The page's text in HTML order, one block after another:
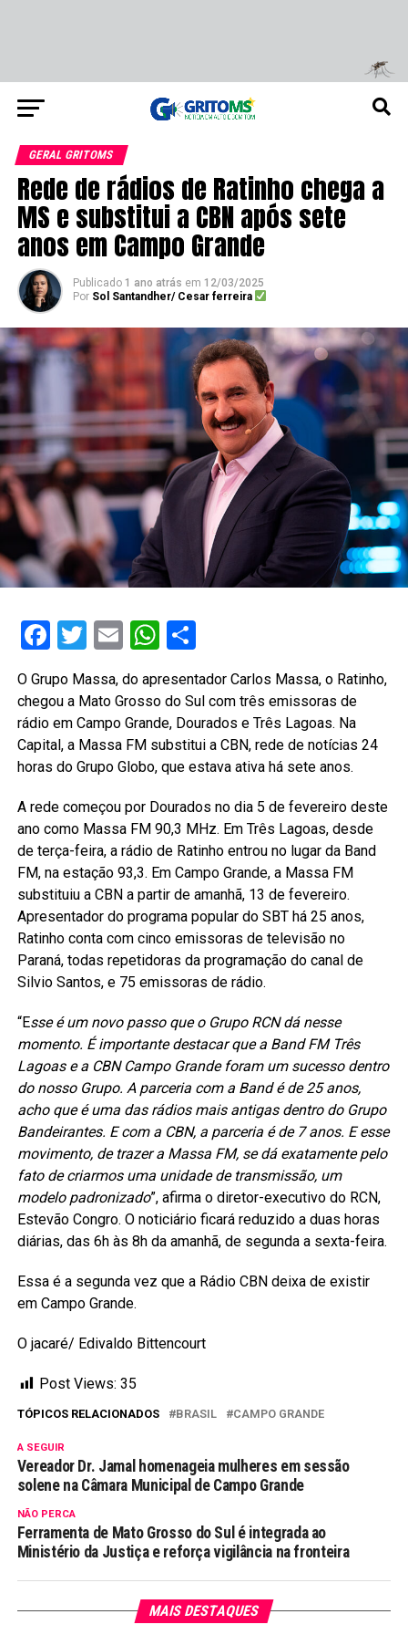
GERAL GRITOMS
Rede de rádios de Ratinho chega a
MS e substitui a CBN após sete
anos em Campo Grande
Publicado 1 ano atrás em 12/03/2025
Por Sol Santandher/ Cesar ferreira
Facebook
Twitter
EmailWhatsApp
Share
O Grupo Massa, do apresentador Carlos Massa, o Ratinho,
chegou a Mato Grosso do Sul com três emissoras de
rádio em Campo Grande, Dourados e Três Lagoas. Na
Capital, a Massa FM substitui a CBN, rede de notícias 24
horas do Grupo Globo, que estava ativa há sete anos.
A rede começou por Dourados no dia 5 de fevereiro deste
ano como Massa FM 90,3 MHz. Em Três Lagoas, desde
de terça-feira, a rádio de Ratinho entrou no lugar da Band
FM, na estação 93,3. Em Campo Grande, a Massa FM
substituiu a CBN a partir de amanhã, 13 de fevereiro.
Apresentador do programa popular do SBT há 25 anos,
Ratinho conta com cinco emissoras de televisão no
Paraná, todas repetidoras da programação do canal de
Silvio Santos, e 75 emissoras de rádio.
“Esse é um novo passo que o Grupo RCN dá nesse
momento. É importante destacar que a Band FM Três
Lagoas e a CBN Campo Grande foram um sucesso dentro
do nosso Grupo. A parceria com a Band é de 25 anos,
acho que é uma das rádios mais antigas dentro do Grupo
Bandeirantes. E com a CBN, a parceria é de 7 anos. E esse
movimento, de trazer a Massa FM, se dá exatamente pelo
fato de criarmos uma unidade de transmissão, um
modelo padronizado”, afirma o diretor-executivo do RCN,
Estevão Congro. O noticiário ficará reduzido a duas horas
diárias, das 6h às 8h da amanhã, de segunda a sexta-feira.
Essa é a segunda vez que a Rádio CBN deixa de existir
em Campo Grande.
O jacaré/ Edivaldo Bittencourt
Post Views: 35
TÓPICOS RELACIONADOS BRASIL CAMPO GRANDE
A SEGUIR
Vereador Dr. Jamal homenageia mulheres em sessão
solene na Câmara Municipal de Campo Grande
NÃO PERCA
Ferramenta de Mato Grosso do Sul é integrada ao
Ministério da Justiça e reforça vigilância na fronteira
MAIS DESTAQUES